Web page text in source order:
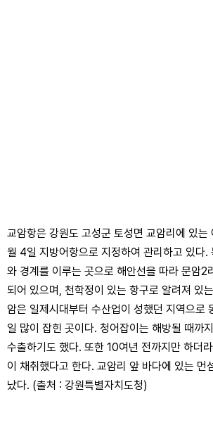
교암항은 강원도 고성군 토성면 교암리에 있
월 4일 지방어항으로 지정하여 관리하고 있다.
와 경계를 이루는 곳으로 해안선을 따라 문암2
되어 있으며, 천학정이 있는 항구로 알려져 있
암은 일제시대부터 수산업이 성했던 지역으로
일 많이 잡힌 곳이다. 청어잡이는 해방될 때까
수출하기도 했다. 또한 10여년 전까지만 하더
이 채취했다고 한다. 교암리 앞 바다에 있는 먼
났다. (출처 : 강원특별자치도청)